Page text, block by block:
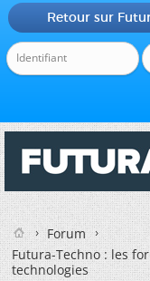
Retour sur
Forum
Futura-Techno : les
technologies